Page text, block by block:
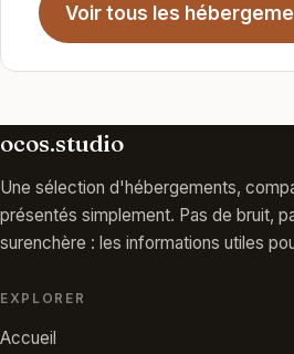
Voir tous les
ocos.studio
Une sélection d'hébergements,
présentés simplement. Pas de bruit,
surenchère : les informations utiles
EXPLORER
Accueil